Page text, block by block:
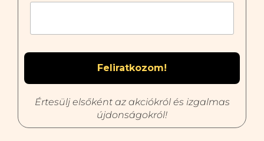
Értesülj elsőként az akciókról és izgalmas
újdonságokról!